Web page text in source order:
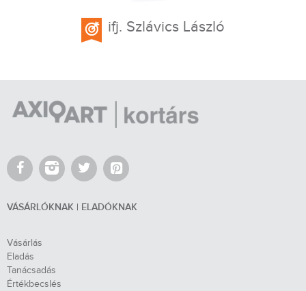
ifj. Szlávics László
VÁSÁRLÓKNAK | ELADÓKNAK
Vásárlás
Eladás
Tanácsadás
Értékbecslés